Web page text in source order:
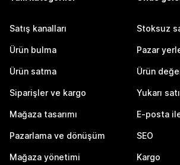
Satış kanalları
Ürün bulma
Ürün satma
Siparişler ve kargo
Mağaza tasarımı
Pazarlama ve dönüşüm
Mağaza yönetimi
Stoksuz
Pazar
Ürün
Yukarı
E-posta
SEO
Kargo